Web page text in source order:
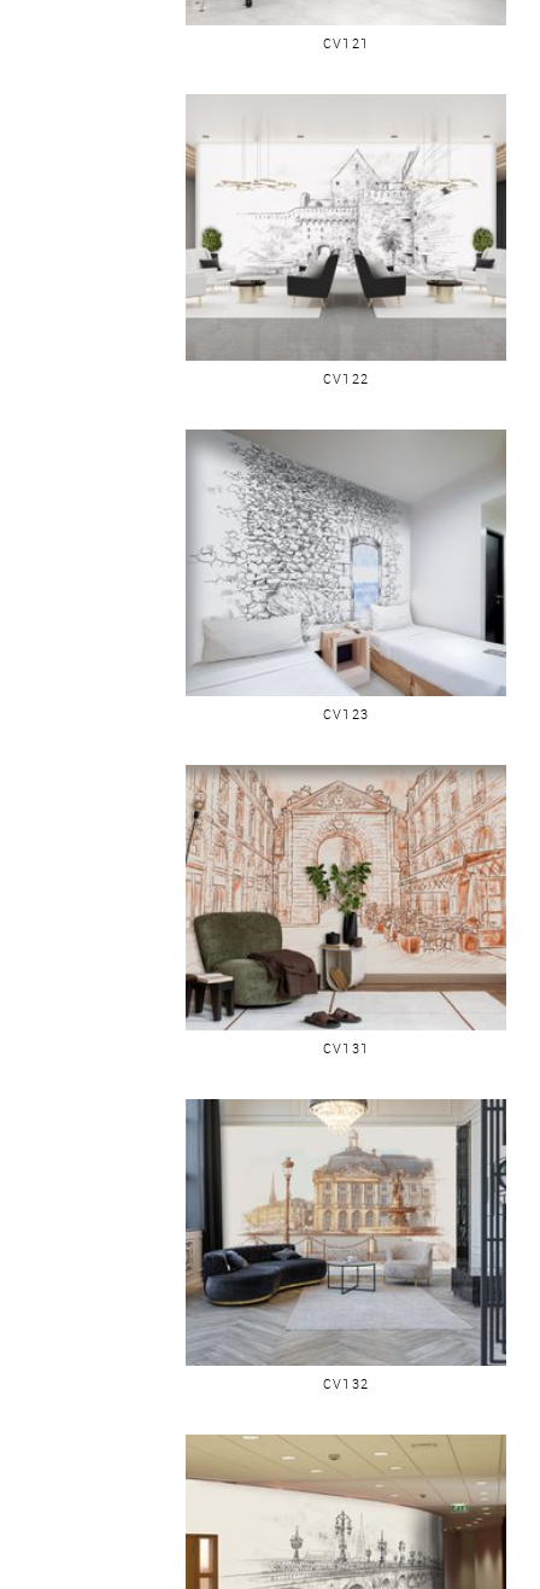
SAINT-MALO PANORAMIQUE
CV121
CV122
SAINT-MALO PORTE D'ESTRÉES
CV123
BORDEAUX PORTE DIJEAUX
CV131
BORDEAUX PLACE DE LA BOURSE
CV132